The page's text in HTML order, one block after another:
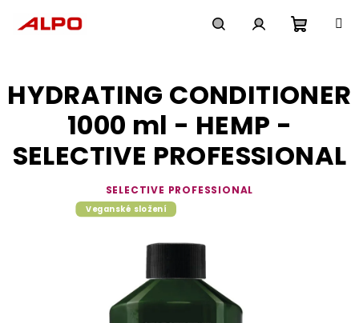
košík
HYDRATING CONDITIONER
1000 ml - HEMP -
SELECTIVE PROFESSIONAL
SELECTIVE PROFESSIONAL
Veganské složení